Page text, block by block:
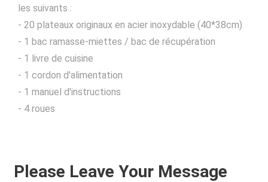
les suivants :
- 20 plateaux originaux en acier inoxydable (40*38cm)
- 1 bac ramasse-miettes / bac de récupération
- 1 livre de cuisine
- 1 cordon d'alimentation
- 1 manuel d'instructions
- 4 roues
Please Leave Your Message